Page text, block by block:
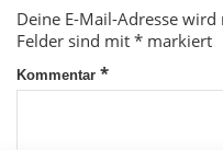
Deine E-Mail-Adresse
Felder sind mit * markiert
Kommentar *